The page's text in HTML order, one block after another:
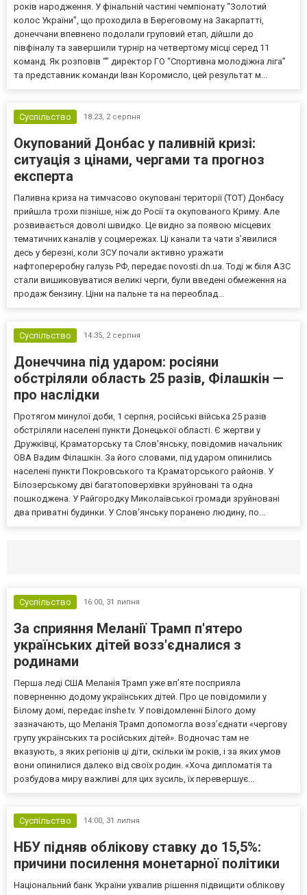
років народження. У фінальній частині чемпіонату “Золотий
колос України”, що проходила в Береговому на Закарпатті,
донеччани впевнено подолали груповий етап, дійшли до
півфіналу та завершили турнір на четвертому місці серед 11
команд. Як розповів “” директор ГО “Спортивна молодіжна ліга”
та представник команди Іван Коромисло, цей результат м...
Суспільство 18:23, 2 серпня
Окупований Донбас у паливній кризі:
ситуація з цінами, чергами та прогноз
експерта
Паливна криза на тимчасово окуповані території (ТОТ) Донбасу
прийшла трохи пізніше, ніж до Росії та окупованого Криму. Але
розвивається доволі швидко. Це видно за появою місцевих
тематичних каналів у соцмережах. Ці канали та чати з’явилися
десь у березні, коли ЗСУ почали активно уражати
нафтопереробну галузь РФ, передає novosti.dn.ua. Тоді ж біля АЗС
стали вишиковуватися великі черги, були введені обмеження на
продаж бензину. Ціни на пальне та на переоблад...
Суспільство 14:35, 2 серпня
Донеччина під ударом: росіяни
обстріляли область 25 разів, Філашкін —
про наслідки
Протягом минулої доби, 1 серпня, російські війська 25 разів
обстріляли населені пункти Донецької області. Є жертви у
Дружківці, Краматорську та Слов’янську, повідомив начальник
ОВА Вадим Філашкін. За його словами, під ударом опинились
населені пункти Покровського та Краматорського районів. У
Білозерському дві багатоповерхівки зруйновані та одна
пошкоджена. У Райгородку Миколаївської громади зруйновані
два приватні будинки. У Слов’янську поранено людину, по...
Суспільство 16:00, 31 липня
За сприяння Меланії Трамп п'ятеро
українських дітей возз'єдналися з
родинами
Перша леді США Меланія Трамп уже впʼяте посприяла
поверненню додому українських дітей. Про це повідомили у
Білому домі, передає inshe.tv. У повідомленні Білого дому
зазначають, що Меланія Трамп допомогла возз’єднати «чергову
групу українських та російських дітей». Водночас там не
вказують, з яких регіонів ці діти, скільки їм років, і за яких умов
вони опинилися далеко від своїх родин. «Хоча дипломатія та
розбудова миру важливі для цих зусиль, їх перевершує...
Суспільство 14:00, 31 липня
НБУ підняв облікову ставку до 15,5%:
причини посилення монетарної політики
Національний банк України ухвалив рішення підвищити облікову